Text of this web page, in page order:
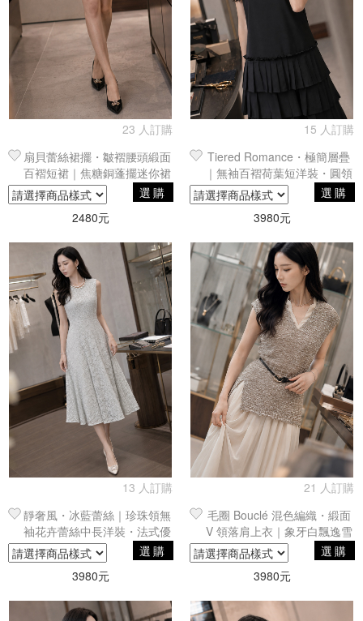
23 人訂購
扇貝蕾絲裙擺・皺褶腰頭緞面
百褶短裙｜焦糖銅蓬擺迷你裙
單品
選購
2480元
15 人訂購
Tiered Romance・極簡層疊
｜無袖百褶荷葉短洋裝・圓領
無袖寬鬆小禮服
選購
3980元
13 人訂購
靜奢風・冰藍蕾絲｜珍珠領無
袖花卉蕾絲中長洋裝・法式優
雅剪裁
選購
3980元
21 人訂購
毛圈 Bouclé 混色編織・緞面
V 領落肩上衣｜象牙白飄逸雪
紡及踝長裙剪裁穿搭選購
3980元